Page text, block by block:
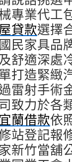
專業代工
貸款選擇
民家具品
舒適深處
打造緊緻
雷射手術
致力於各
宜蘭借款依
站登記報
新竹當舖